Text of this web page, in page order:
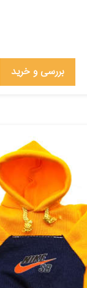
بررسی و خرید